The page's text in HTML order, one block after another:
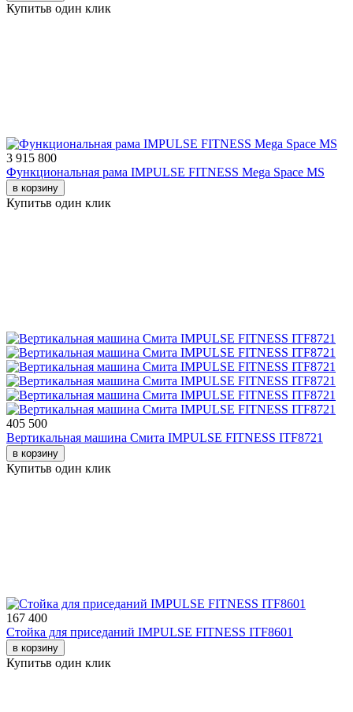
Купитьв один клик
3 915 800
Функциональная рама IMPULSE FITNESS Mega Space MS
в корзину
Купитьв один клик
405 500
Вертикальная машина Смита IMPULSE FITNESS ITF8721
в корзину
Купитьв один клик
167 400
Стойка для приседаний IMPULSE FITNESS ITF8601
в корзину
Купитьв один клик